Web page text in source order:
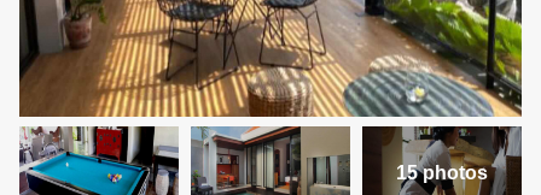
15 photos